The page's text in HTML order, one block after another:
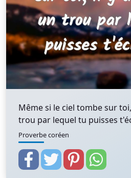
Même si le ciel tombe sur
trou par lequel tu puisses
Proverbe coréen